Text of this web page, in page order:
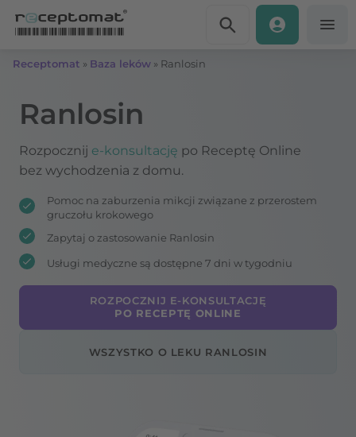
Receptomat » Baza leków » Ranlosin
Ranlosin
Rozpocznij e-konsultację po Receptę Online
bez wychodzenia z domu.
Pomoc na zaburzenia mikcji związane z przerostem
gruczołu krokowego
Zapytaj o zastosowanie Ranlosin
Usługi medyczne są dostępne 7 dni w tygodniu
ROZPOCZNIJ E-KONSULTACJĘ
PO RECEPTĘ ONLINE
WSZYSTKO O LEKU RANLOSIN